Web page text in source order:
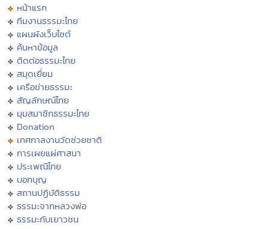
หน้าแรก
ทีมงานธรรมะไทย
แผนผังเว็บไซต์
ค้นหาข้อมูล
ติดต่อธรรมะไทย
สมุดเยี่ยม
เครือข่ายธรรมะ
สัญลักษณ์ไทย
มุมสมาชิกธรรมะไทย
Donation
เทศกาลงานวัดช่วยชาติ
การเผยแผ่ศาสนา
ประเพณีไทย
บอกบุญ
สถานปฏิบัติธรรม
ธรรมะจากหลวงพ่อ
ธรรมะกับเยาวชน